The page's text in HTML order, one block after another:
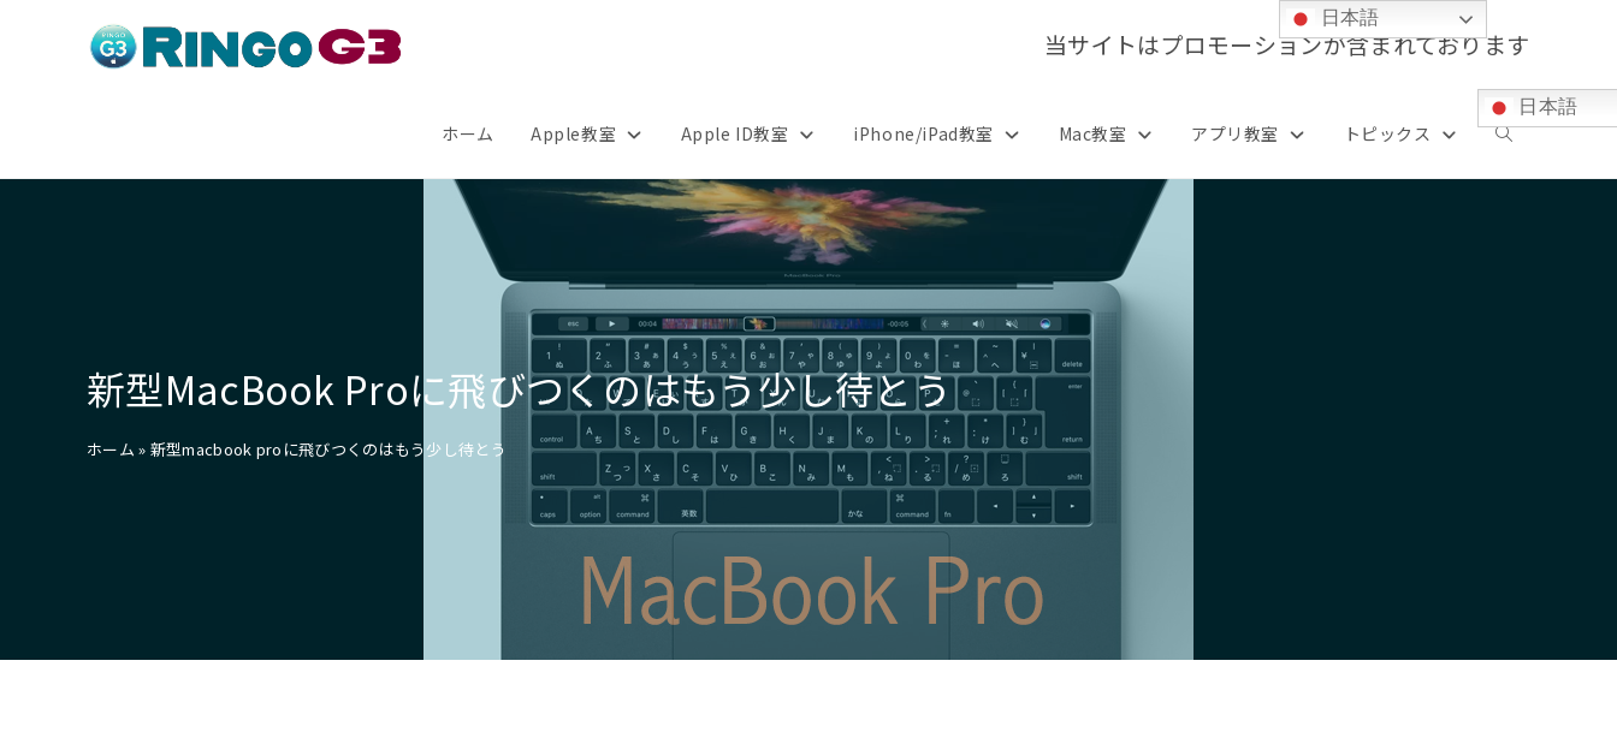
当サイトはプロモーションが含まれております
ホーム Apple教室 Apple ID教室 iPhone/iPad教室 Mac教室 アプリ教室 トピックス
日本語
ウ
の
新型MacBook Proに飛びつくのはもう少し待とう
ホーム » 新型macbook proに飛びつくのはもう少し待とう
日本語